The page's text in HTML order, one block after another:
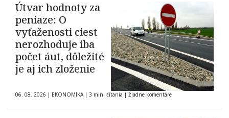
Útvar hodnoty za
peniaze: O
vyťaženosti ciest
nerozhoduje iba
počet áut, dôležité
je aj ich zloženie
06. 08. 2026 | EKONOMIKA | 3 min. čítania | Žiadne komentáre